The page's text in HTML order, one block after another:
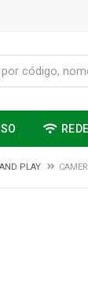
PLAY